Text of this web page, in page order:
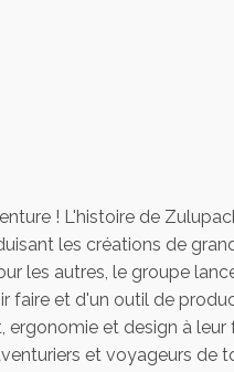
! L'histoire de
les créations de
les autres, le groupe
faire et d'un outil de
et design à
et voyageurs de